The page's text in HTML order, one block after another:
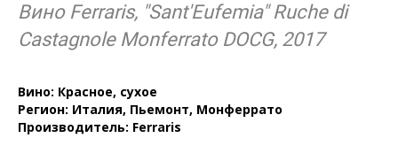
Вино Ferraris, "Sant'Eufemia" Ruche di
Castagnole Monferrato DOCG, 2017
Вино: Красное, сухое
Регион: Италия, Пьемонт, Монферрато
Производитель: Ferraris